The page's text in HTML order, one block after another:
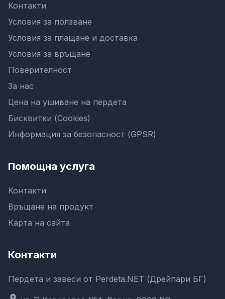
Контакти
Условия за ползване
Условия за плащане и доставка
Условия за връщане
Поверителност
За нас
Цена на ушиване на пердета
Бисквитки (Cookies)
Информация за безопасност (GPSR)
Помощна услуга
Контакти
Връщане на продукт
Карта на сайта
Контакти
Пердета и завеси от Perdeta.NET (Дрейпари БГ)